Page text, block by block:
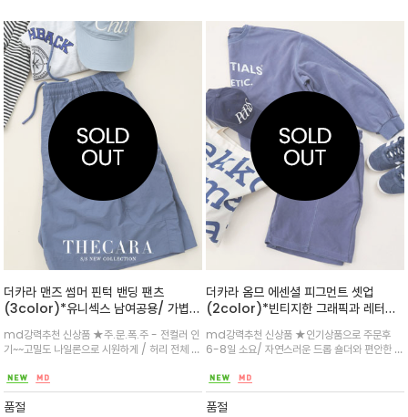
더카라 맨즈 썸머 핀턱 밴딩 팬츠
(3color)*유니섹스 남여공용/ 가볍고
통기성이 우수한 나일론 블렌드 원단을
사용해 한여름에도 쾌적한 착용감을 느
낄 수 있는 라이트
md강력추천 신상품 ★주.문.폭.주 - 전컬러 인
기~~고밀도 나일론으로 시원하게 / 허리 전체 밴
편안한 핏/사이드 카고 포켓의 스토퍼로 실용성
과 포인트/데일리 룩은 물론 가벼운 아웃도어 활
동에도 스타일리시하게
품절
더카라 옴므 에센셜 피그먼트 셋업
(2color)*빈티지한 그래픽과 레터링
이 포인트 / 감각적이면서 일상에서 편
안한 반바지와 맨투맨 셋업입니다^^
md강력추천 신상품 ★인기상품으로 주문후
6-8일 소요/ 자연스러운 드롭 숄더와 편안한 4
좋아하는 편안한 일상룩 입니다^^텀블 가공법
으로 일정한 핏을 구현하며 다수의 세탁에도 손
상이 적은 dtx전사를 사용/데일리 ㅇ
품절